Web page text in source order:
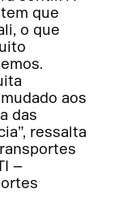
que
o que
aos
das
ressalta
–